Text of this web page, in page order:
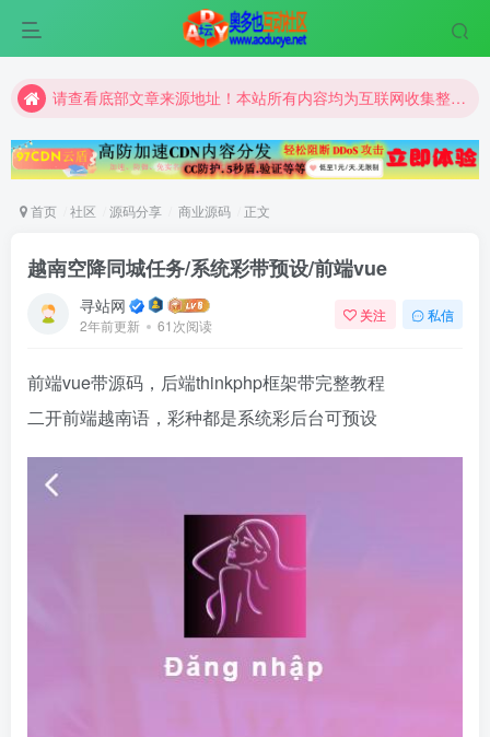
请查看底部文章来源地址！本站所有内容均为互联网收集整理和网友上传。仅限于学习研究，切勿用于商业用途。
请查看底部文章来源地址！本站所有内容均为互联网收集整理和网友上传。仅限于学习研究，切勿用于商业用途。
请查看底部文章来源地址！本站所有内容均为互联网收集整理和网友上传。仅限于学习研究，切勿用于商业用途。
首页 社区 源码分享 商业源码 正文
越南空降同城任务/系统彩带预设/前端vue
寻站网
2年前更新 61次阅读
关注 私信
前端vue带源码，后端thinkphp框架带完整教程
二开前端越南语，彩种都是系统彩后台可预设